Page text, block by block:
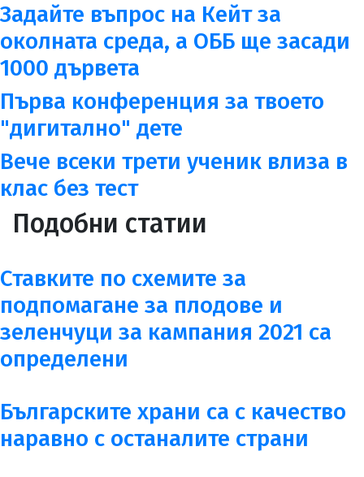
Задайте въпрос на Кейт за
околната среда, а ОББ ще засади
1000 дървета
Първа конференция за твоето
"дигитално" дете
Вече всеки трети ученик влиза в
клас без тест
Подобни статии
Ставките по схемите за
подпомагане за плодове и
зеленчуци за кампания 2021 са
определени
Българските храни са с качество
наравно с останалите страни